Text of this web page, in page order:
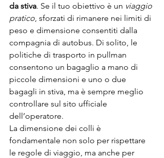
da stiva. Se il tuo obiettivo è un viaggio
pratico , sforzati di rimanere nei limiti di
peso e dimensione consentiti dalla
compagnia di autobus. Di solito, le
politiche di trasporto in pullman
consentono un bagaglio a mano di
piccole dimensioni e uno o due
bagagli in stiva, ma è sempre meglio
controllare sul sito ufficiale
dell’operatore.
La dimensione dei colli è
fondamentale non solo per rispettare
le regole di viaggio, ma anche per